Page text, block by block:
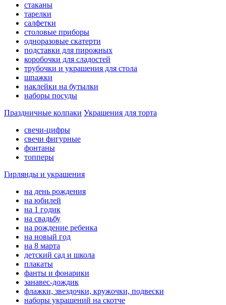
стаканы
тарелки
салфетки
столовые приборы
одноразовые скатерти
подставки для пирожных
коробочки для сладостей
трубочки и украшения для стола
шпажки
наклейки на бутылки
наборы посуды
Праздничные колпаки Украшения для торта
свечи-цифры
свечи фигурные
фонтаны
топперы
Гирлянды и украшения
на день рождения
на юбилей
на 1 годик
на свадьбу
на рождение ребенка
на новый год
на 8 марта
детский сад и школа
плакаты
фанты и фонарики
занавес-дождик
флажки, звездочки, кружочки, подвески
наборы украшений на скотче